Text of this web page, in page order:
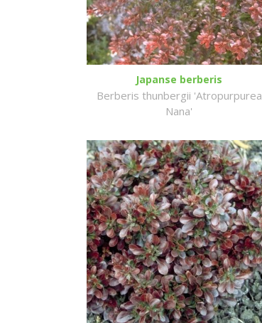
Japanse berberis
Berberis thunbergii 'Atropurpurea
Nana'